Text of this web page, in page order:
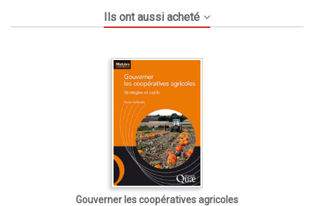
Ils ont aussi acheté
Gouverner les coopératives agricoles